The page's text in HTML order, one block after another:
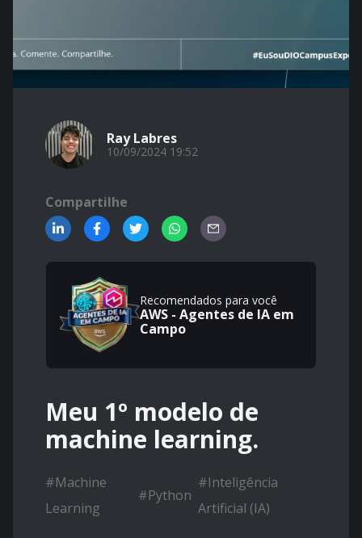
Ray Labres
10/09/2024 19:52
Compartilhe
Recomendados para você
AWS - Agentes de IA em
Campo
Meu 1º modelo de
machine learning.
#Machine
Learning
#Python
#Inteligência
Artificial (IA)